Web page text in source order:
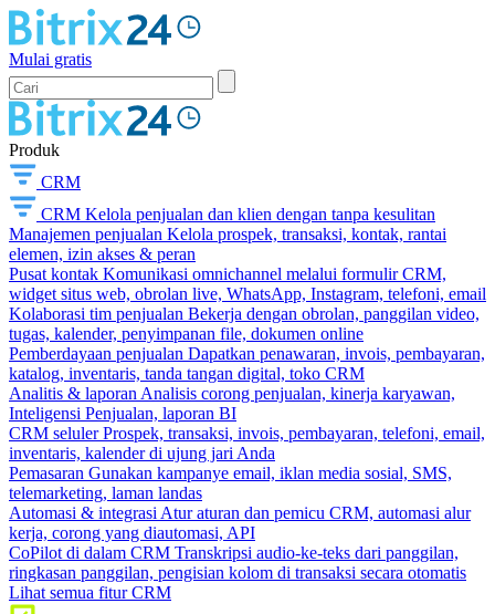
Mulai gratis
Produk
CRM
CRM Kelola penjualan dan klien dengan tanpa kesulitan
Manajemen penjualan Kelola prospek, transaksi, kontak, rantai
elemen, izin akses & peran
Pusat kontak Komunikasi omnichannel melalui formulir CRM,
widget situs web, obrolan live, WhatsApp, Instagram, telefoni, email
Kolaborasi tim penjualan Bekerja dengan obrolan, panggilan video,
tugas, kalender, penyimpanan file, dokumen online
Pemberdayaan penjualan Dapatkan penawaran, invois, pembayaran,
katalog, inventaris, tanda tangan digital, toko CRM
Analitis & laporan Analisis corong penjualan, kinerja karyawan,
Inteligensi Penjualan, laporan BI
CRM seluler Prospek, transaksi, invois, pembayaran, telefoni, email,
inventaris, kalender di ujung jari Anda
Pemasaran Gunakan kampanye email, iklan media sosial, SMS,
telemarketing, laman landas
Automasi & integrasi Atur aturan dan pemicu CRM, automasi alur
kerja, corong yang diautomasi, API
CoPilot di dalam CRM Transkripsi audio-ke-teks dari panggilan,
ringkasan panggilan, pengisian kolom di transaksi secara otomatis
Lihat semua fitur CRM